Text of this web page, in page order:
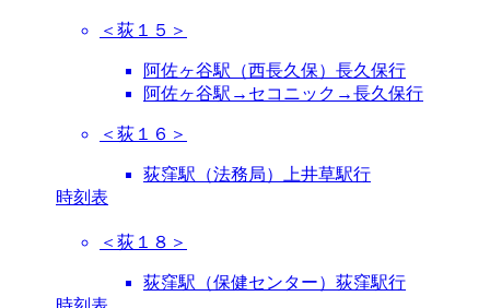
＜荻１５＞
阿佐ヶ谷駅（西長久保）長久保行
阿佐ヶ谷駅→セコニック→長久保行
＜荻１６＞
荻窪駅（法務局）上井草駅行
時刻表
＜荻１８＞
荻窪駅（保健センター）荻窪駅行